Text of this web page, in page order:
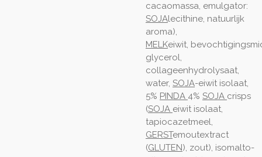
cacaomassa, emulgator:
SOJAlecithine, natuurlijk
aroma),
MELKeiwit,
glycerol,
collageenhydrolysaat,
water, SOJA-eiwit isolaat,
5% PINDA 4% SOJA crisps
(SOJA eiwit isolaat,
tapiocazetmeel,
GERSTemoutextract
(GLUTEN), zout), isomalto-